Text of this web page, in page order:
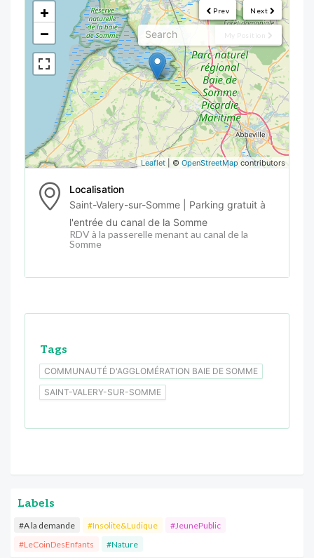
Next
Prev
My Position
+
−
Leaflet | © OpenStreetMapcontributors
Localisation
Saint-Valery-sur-Somme | Parking gratuit à
l'entrée du canal de la Somme
RDV à la passerelle menant au canal de la
Somme
Tags
COMMUNAUTÉ D'AGGLOMÉRATION BAIE DE SOMME
SAINT-VALERY-SUR-SOMME
Labels
#A la demande #Insolite&Ludique
#JeunePublic
#LeCoinDesEnfants
#Nature